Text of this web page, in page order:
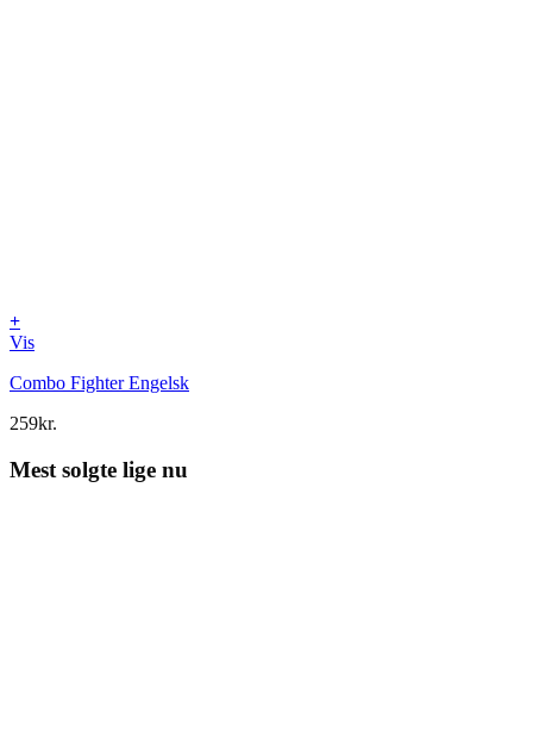
+
Vis
Combo Fighter Engelsk
259kr.
Mest solgte lige nu